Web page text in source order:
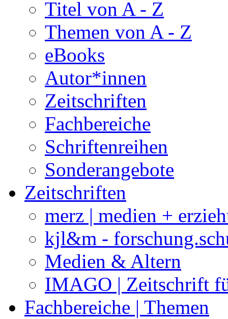
Titel von A - Z
Themen von A - Z
eBooks
Autor*innen
Zeitschriften
Fachbereiche
Schriftenreihen
Sonderangebote
Zeitschriften
merz | medien +
kjl&m -
Medien & Altern
IMAGO | Zeitschrift
Fachbereiche | Themen